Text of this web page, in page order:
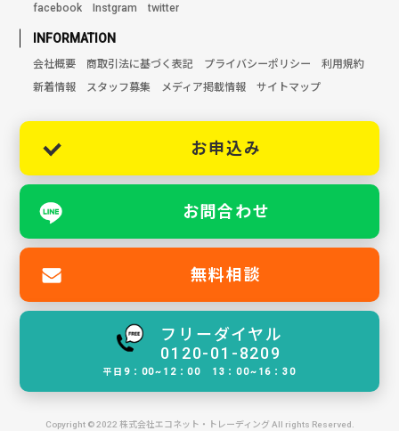
facebook
Instgram twitter
INFORMATION
会社概要 商取引法に基づく表記 プライバシーポリシー
利用規約
新着情報
スタッフ募集 メディア掲載情報 サイトマップ
お申込み
お問合わせ
無料相談
フリーダイヤル
0120-01-8209
平日9：00~12：00 13：00~16：30
Copyright © 2022 株式会社エコネット・トレーディング All rights Reserved.